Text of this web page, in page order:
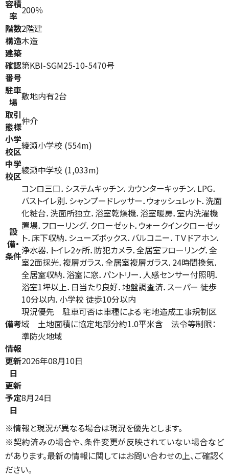
容積
率 200％
階数2階建
構造木造
建築
確認
番号
第KBI-SGM25-10-5470号
駐車
場 敷地内有2台
取引
態様仲介
小学
校区綾瀬小学校 (554m)
中学
校区綾瀬中学校 (1,033m)
設
備・
条件
コンロ三口．システムキッチン．カウンターキッチン．LPG．
バストイレ別．シャンプードレッサー．ウォッシュレット．洗面
化粧台．洗面所独立．浴室乾燥機．浴室暖房．室内洗濯機
置場．フローリング．クローゼット．ウォークインクローゼッ
ト．床下収納．シューズボックス．バルコニー．ＴＶドアホン．
浄水器．トイレ2ヶ所．防犯カメラ．全居室フローリング．全
室2面採光．複層ガラス．全居室複層ガラス．24時間換気．
全居室収納．浴室に窓．パントリー．人感センサー付照明．
浴室1坪以上．日当たり良好．地盤調査済．スーパー 徒歩
10分以内．小学校 徒歩10分以内
備考
現況優先 駐車可否は車種による 宅地造成工事規制区
域 土地面積に協定地部分約1.0平米含 法令等制限：
準防火地域
情報
更新
日
2026年08月10日
更新
予定
日
8月24日
※情報と現況が異なる場合は現況を優先とします。
※契約済みの場合や、条件変更が反映されていない場合など
があります。最新の情報に関してはお問い合わせの上、ご確認く
ださい。